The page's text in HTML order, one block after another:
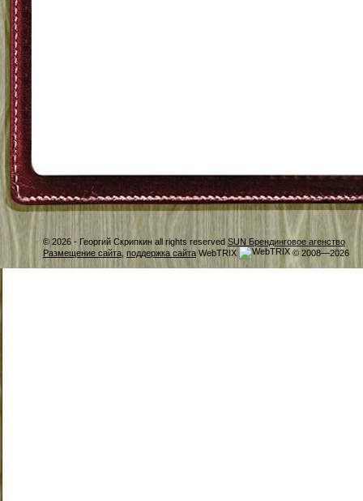
© 2026 - Георгий Скрипкин all rights reserved SUN Брендинговое агенство
Размещение сайта, поддержка сайта WebTRIX © 2008—2026